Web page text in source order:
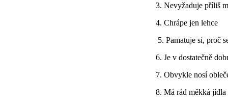
3. Nevyžaduje příliš
4. Chrápe jen lehce
5. Pamatuje si, proč
6. Je v dostatečně
7. Obvykle nosí
8. Má rád měkká jídla